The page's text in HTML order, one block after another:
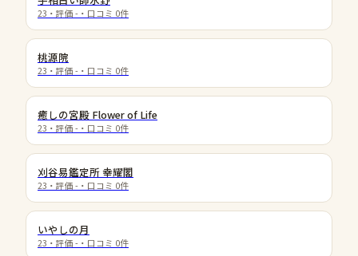
23 ・評価 - ・口コミ 0件
桃源院
23 ・評価 - ・口コミ 0件
癒しの宮殿 Flower of Life
23 ・評価 - ・口コミ 0件
刈谷易鑑定所 幸耀閣
23 ・評価 - ・口コミ 0件
いやしの月
23 ・評価 - ・口コミ 0件